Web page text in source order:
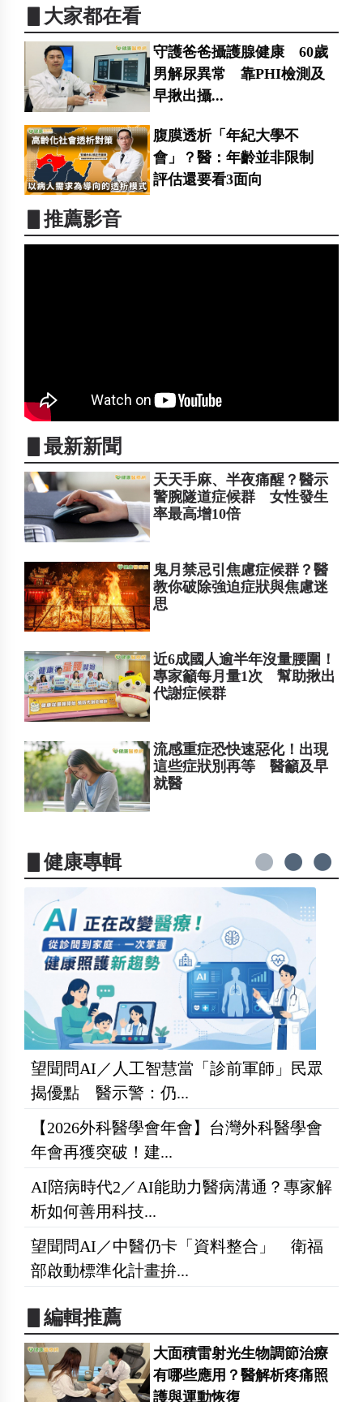
▋大家都在看
守護爸爸攝護腺健康 60歲
男解尿異常 靠PHI檢測及
早揪出攝...
腹膜透析「年紀大學不
會」？醫：年齡並非限制
評估還要看3面向
▋推薦影音
▋最新新聞
天天手麻、半夜痛醒？醫示
警腕隧道症候群 女性發生
率最高增10倍
鬼月禁忌引焦慮症候群？醫
教你破除強迫症狀與焦慮迷
思
近6成國人逾半年沒量腰圍！
專家籲每月量1次 幫助揪出
代謝症候群
流感重症恐快速惡化！出現
這些症狀別再等 醫籲及早
就醫
▋健康專輯
望聞問AI／人工智慧當「診前軍師」民眾
揭優點 醫示警：仍...
【2026外科醫學會年會】台灣外科醫學會
年會再獲突破！建...
AI陪病時代2／AI能助力醫病溝通？專家解
析如何善用科技...
望聞問AI／中醫仍卡「資料整合」 衛福
部啟動標準化計畫拚...
▋編輯推薦
大面積雷射光生物調節治療
有哪些應用？醫解析疼痛照
護與運動恢復